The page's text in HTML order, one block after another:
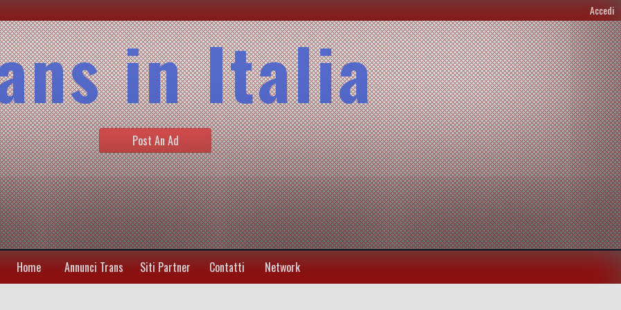
Accedi
in Italia
Post An Ad
Home Annunci Trans Siti Partner Contatti Network